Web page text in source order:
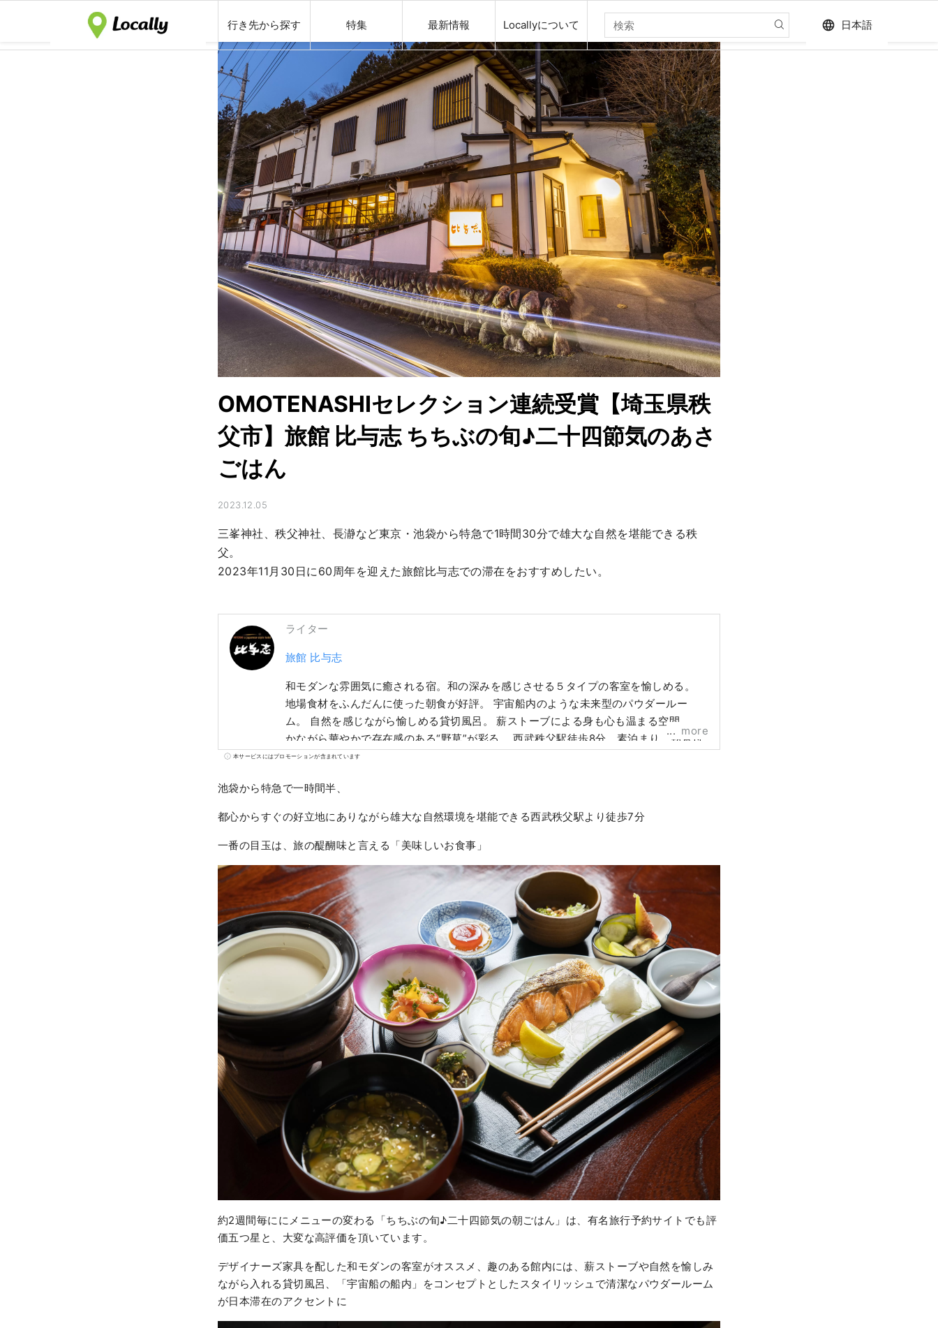
行き先から探す 特集 最新情報 Locallyについて language 日本語
OMOTENASHIセレクション連続受賞【埼玉県秩
父市】旅館 比与志 ちちぶの旬♪二十四節気のあさ
ごはん
2023.12.05
三峯神社、秩父神社、長瀞など東京・池袋から特急で1時間30分で雄大な自然を堪能できる秩
父。
2023年11月30日に60周年を迎えた旅館比与志での滞在をおすすめしたい。
ライター
旅館 比与志
和モダンな雰囲気に癒される宿。和の深みを感じさせる５タイプの客室を愉しめる。
地場食材をふんだんに使った朝食が好評。 宇宙船内のような未来型のパウダールー
ム。 自然を感じながら愉しめる貸切風呂。 薪ストーブによる身も心も温まる空間。 静
かながら華やかで存在感のある“野草”が彩る。 西武秩父駅徒歩8分。素泊まり、朝食付
きの宿。 OMOTENASHIセレクション2022受賞
more
本サービスにはプロモーションが含まれています
池袋から特急で一時間半、
都心からすぐの好立地にありながら雄大な自然環境を堪能できる西武秩父駅より徒歩7分
一番の目玉は、旅の醍醐味と言える「美味しいお食事」
約2週間毎ににメニューの変わる「ちちぶの旬♪二十四節気の朝ごはん」は、有名旅行予約サイトでも評
価五つ星と、大変な高評価を頂いています。
デザイナーズ家具を配した和モダンの客室がオススメ、趣のある館内には、薪ストーブや自然を愉しみ
ながら入れる貸切風呂、「宇宙船の船内」をコンセプトとしたスタイリッシュで清潔なパウダールーム
が日本滞在のアクセントに